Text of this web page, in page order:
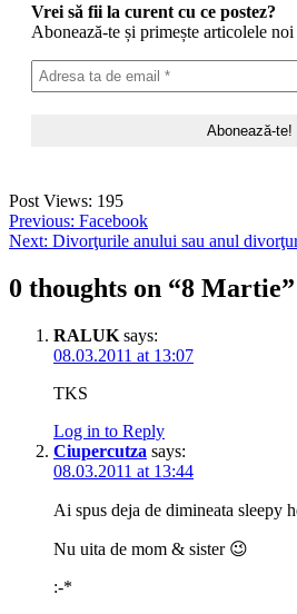
Vrei să fii la curent cu ce postez?
Abonează-te și primește articolele
Post Views: 195
Post
navigation
Previous: Facebook
Next: Divorţurile anului sau anul
0 thoughts on “8 Martie”
RALUK says:
08.03.2011 at 13:07
TKS
Log in to Reply
Ciupercutza says:
08.03.2011 at 13:44
Ai spus deja de dimineata sleepy
Nu uita de mom & sister 😉
:-*